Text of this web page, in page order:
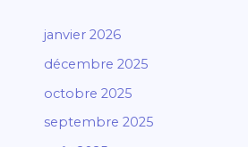
janvier 2026
décembre 2025
octobre 2025
septembre 2025